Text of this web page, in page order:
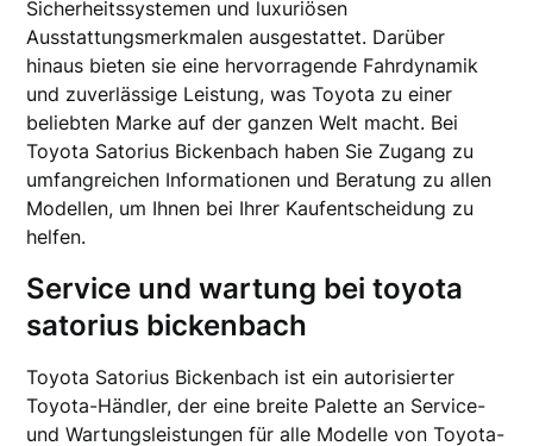
Sicherheitssystemen und luxuriösen
Ausstattungsmerkmalen ausgestattet. Darüber
hinaus bieten sie eine hervorragende Fahrdynamik
und zuverlässige Leistung, was Toyota zu einer
beliebten Marke auf der ganzen Welt macht. Bei
Toyota Satorius Bickenbach haben Sie Zugang zu
umfangreichen Informationen und Beratung zu allen
Modellen, um Ihnen bei Ihrer Kaufentscheidung zu
helfen.
Service und wartung bei toyota
satorius bickenbach
Toyota Satorius Bickenbach ist ein autorisierter
Toyota-Händler, der eine breite Palette an Service-
und Wartungsleistungen für alle Modelle von Toyota-